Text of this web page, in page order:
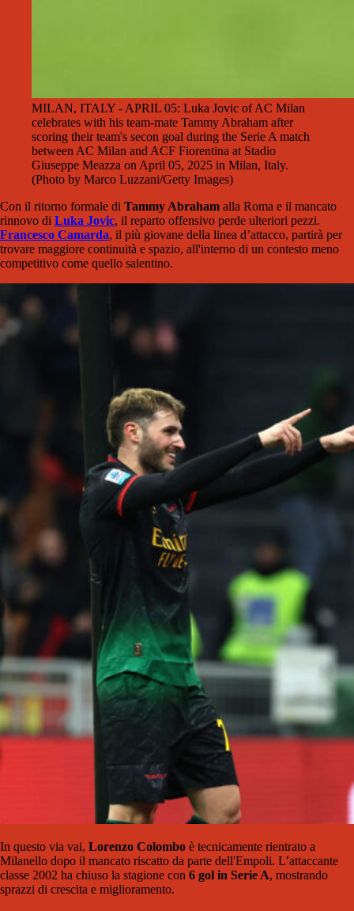
MILAN, ITALY - APRIL 05: Luka Jovic of AC Milan
celebrates with his team-mate Tammy Abraham after
scoring their team's secon goal during the Serie A match
between AC Milan and ACF Fiorentina at Stadio
Giuseppe Meazza on April 05, 2025 in Milan, Italy.
(Photo by Marco Luzzani/Getty Images)
Con il ritorno formale di Tammy Abraham alla Roma e il mancato
rinnovo di Luka Jovic, il reparto offensivo perde ulteriori pezzi.
Francesco Camarda, il più giovane della linea d’attacco, partirà per
trovare maggiore continuità e spazio, all'interno di un contesto meno
competitivo come quello salentino.
In questo via vai, Lorenzo Colombo è tecnicamente rientrato a
Milanello dopo il mancato riscatto da parte dell'Empoli. L’attaccante
classe 2002 ha chiuso la stagione con 6 gol in Serie A, mostrando
sprazzi di crescita e miglioramento.